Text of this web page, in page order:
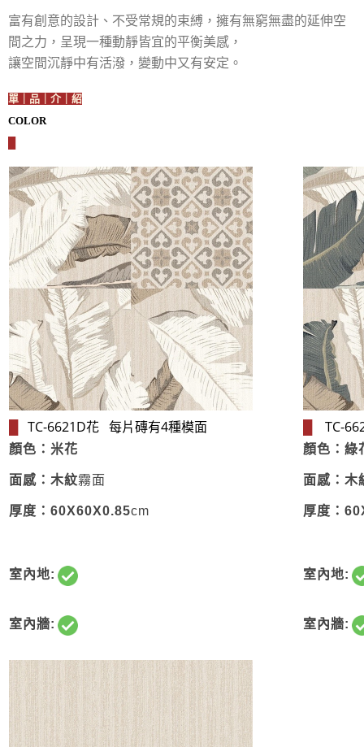
富有創意的設計、不受常規的束縛，擁有無窮無盡的延伸空
間之力，呈現一種動靜皆宜的平衡美感，
讓空間沉靜中有活潑，變動中又有安定。
單｜品｜介｜紹
COLOR
TC-6621D花 每片磚​有4種模面
顏色：米花
面感：木紋霧面
厚度： 60X60X0.85cm
室內地:
室內牆:
TC-
顏色：綠
面感：木
厚度：
室內地:
室內牆: